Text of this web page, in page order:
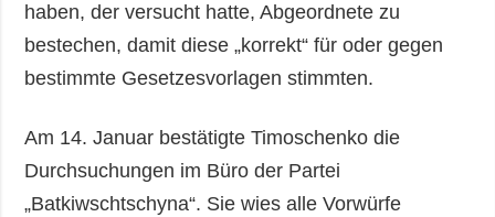
haben, der versucht hatte, Abgeordnete zu
bestechen, damit diese „korrekt“ für oder gegen
bestimmte Gesetzesvorlagen stimmten.
Am 14. Januar bestätigte Timoschenko die
Durchsuchungen im Büro der Partei
„Batkiwschtschyna“. Sie wies alle Vorwürfe